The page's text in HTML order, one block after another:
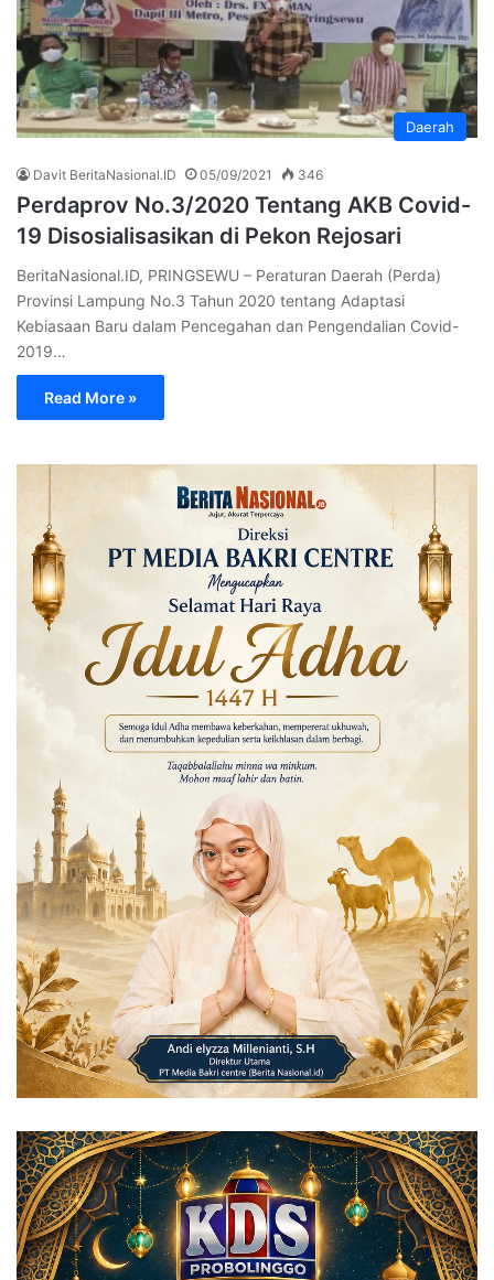
Daerah
Davit BeritaNasional.ID 05/09/2021 346
Perdaprov No.3/2020 Tentang AKB Covid-
19 Disosialisasikan di Pekon Rejosari
BeritaNasional.ID, PRINGSEWU – Peraturan Daerah (Perda)
Provinsi Lampung No.3 Tahun 2020 tentang Adaptasi
Kebiasaan Baru dalam Pencegahan dan Pengendalian Covid-
2019…
Read More »